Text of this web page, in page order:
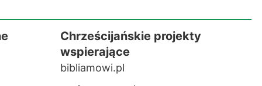
Chrześcijańskie projekty
wspierające
bibliamowi.pl